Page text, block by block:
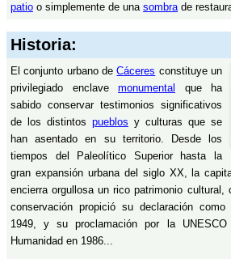
patio o simplemente de una sombrade
Historia:
El conjunto urbano deCáceres constituye un
privilegiado enclave monumental
que ha
sabido conservar testimonios significativos
de los distintos pueblos y culturas que se
han asentado en su territorio. Desde los
tiempos del Paleolítico Superior hasta la
gran expansión urbana del siglo XX, la
encierra orgullosa un rico patrimonio cultural,
conservación propició su declaración como
1949, y su proclamación por la
Humanidad en 1986...